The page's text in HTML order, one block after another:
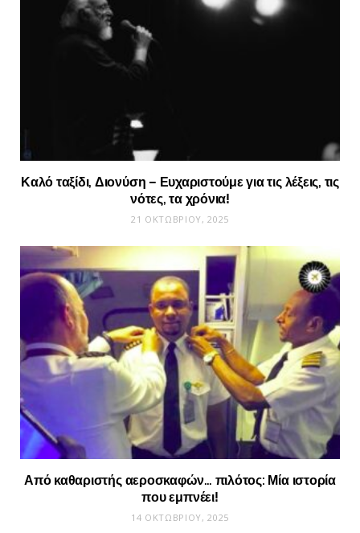
Καλό ταξίδι, Διονύση – Ευχαριστούμε για τις λέξεις, τις
νότες, τα χρόνια!
21 ΟΚΤΩΒΡΊΟΥ, 2025
Από καθαριστής αεροσκαφών… πιλότος: Μία ιστορία
που εμπνέει!
14 ΟΚΤΩΒΡΊΟΥ, 2025